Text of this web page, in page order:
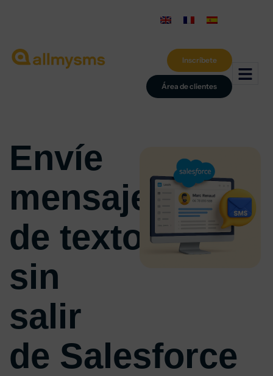
Área de clientes
Inscríbete
Envíe
mensajes
de texto
sin
salir
de Salesforce